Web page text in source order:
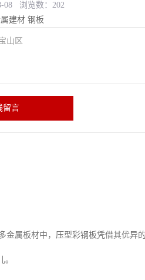
08 浏览数：202
建材 钢板
山区
留言
属板材中，压型彩钢板凭借其优异